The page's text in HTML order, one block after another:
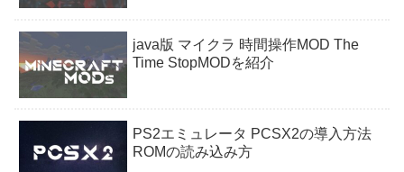
java版 マイクラ 時間操作MOD The
Time StopMODを紹介
PS2エミュレータ PCSX2の導入方法
ROMの読み込み方